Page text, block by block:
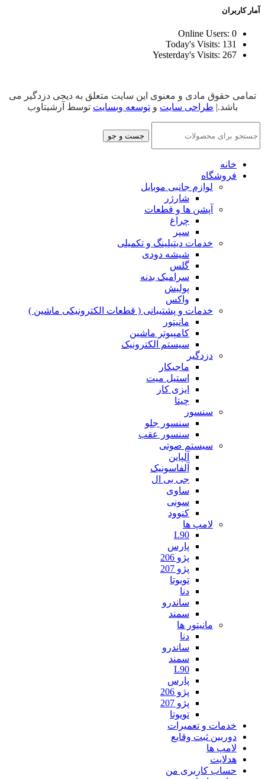
آمار کاربران
Online Users: 0
Today's Visits: 131
Yesterday's Visits: 267
تمامی حقوق مادی و معنوی این سایت متعلق به دیجی دزدگیر می
باشد.| طراحی سایت و توسعه وبسایت توسط آرشیتاوب
جست و جو
خانه
فروشگاه
لوازم جانبی موبایل
شارژر
آپشن ها و قطعات
چراغ
سپر
خدمات دیتیلینگ و تکمیلی
شیشه دودی
گلس
سرامیک بدنه
پولیش
واکس
خدمات و پشتیبانی ( قطعات الکترونیکی ماشین )
مانیتور
کامپیوتر ماشین
سیستم الکترونیک
دزدگیر
ماجیکار
استیل میت
ایزی کار
چیتا
سنسور
سنسور جلو
سنسور عقب
سیستم صوتی
آلپاین
آلفاسونیک
جی بی ال
ساوی
سونی
کنوود
لامپ ها
L90
پارس
پژو 206
پژو 207
تویوتا
دنا
ساندرو
سمند
مانیتور ها
دنا
ساندرو
سمند
L90
پارس
پژو 206
پژو 207
تویوتا
خدمات و تعمیرات
دوربین ثبت وقایع
لامپ ها
هدلایت
حساب کاربری من